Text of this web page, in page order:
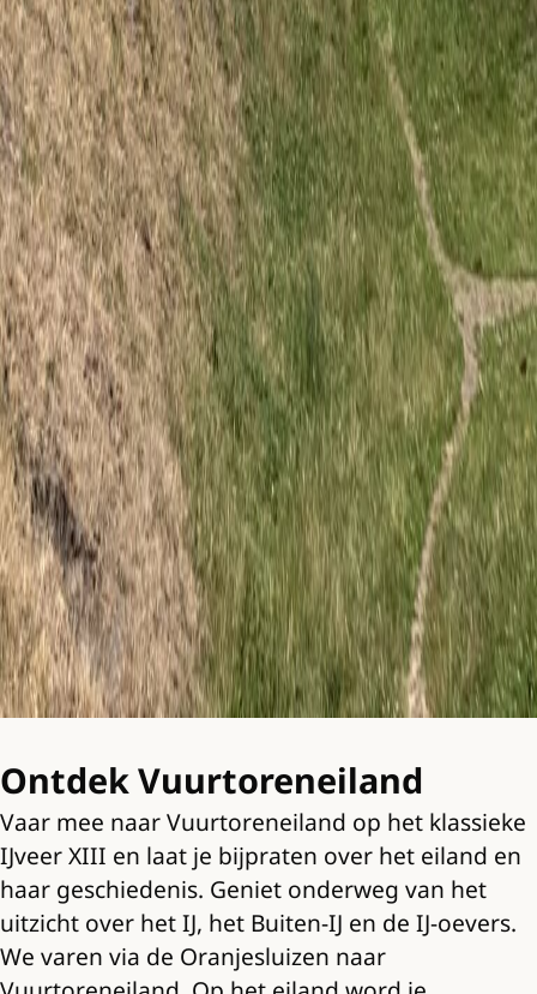
Ontdek Vuurtoreneiland
Vaar mee naar Vuurtoreneiland op het klassieke
IJveer XIII en laat je bijpraten over het eiland en
haar geschiedenis. Geniet onderweg van het
uitzicht over het IJ, het Buiten-IJ en de IJ-oevers.
We varen via de Oranjesluizen naar